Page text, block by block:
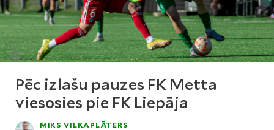
Pēc izlašu pauzes FK Metta
viesosies pie FK Liepāja
MIKS VILKAPLĀTERS